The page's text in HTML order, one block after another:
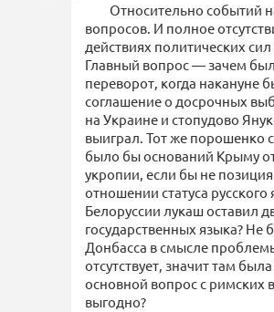
Относительно событий
вопросов. И полное
действиях политических
Главный вопрос — зачем
переворот, когда накануне
соглашение о досрочных
на Украине и стопудово
выиграл. Тот же порошенко
было бы оснований Крыму
укропии, если бы не
отношении статуса
Белоруссии лукаш оставил
государственных языка? Не
Донбасса в смысле
отсутствует, значит там
основной вопрос с
выгодно?